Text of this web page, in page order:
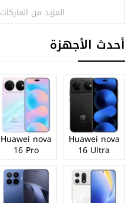
المزيد من الماركات
أحدث الأجهزة
Huawei nova
16 Ultra
Huawei nova
16 Pro